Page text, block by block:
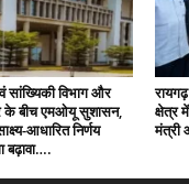
सांख्यिकी विभाग और
के बीच एमओयू सुशासन,
आधारित निर्णय
बढ़ावा….
क्षेत्र
मंत्री